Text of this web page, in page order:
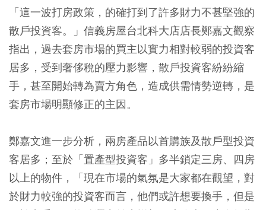
「這一波打房政策，的確打到了許多財力不甚堅強的
散戶投資客。」信義房屋台北科大店店長鄭嘉文觀察
指出，過去套房市場的買主以實力相對較弱的投資客
居多，受到奢侈稅的壓力影響，散戶投資客紛紛縮
手，甚至開始轉為賣方角色，造成供需情勢逆轉，是
套房市場明顯修正的主因。
鄭嘉文進一步分析，兩房產品以首購族及散戶型投資
客居多；至於「置產型投資客」多半鎖定三房、四房
以上的物件，「現在市場的氣氛是大家都在觀望，對
於財力較強的投資客而言，他們或許想要換手，但是